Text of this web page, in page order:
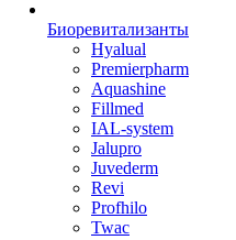
Биоревитализанты
Hyalual
Premierpharm
Aquashine
Fillmed
IAL-system
Jalupro
Juvederm
Revi
Profhilo
Twac